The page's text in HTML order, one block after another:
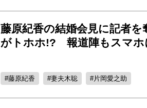
藤原紀香の結婚会見に記者を
がトホホ!? 報道陣もスマ
藤原紀香 妻夫木聡 片岡愛之助